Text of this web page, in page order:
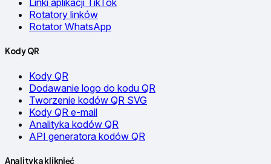
Linki aplikacji TikTok
Rotatory linków
Rotator WhatsApp
Kody QR
Kody QR
Dodawanie logo do kodu QR
Tworzenie kodów QR SVG
Kody QR e-mail
Analityka kodów QR
API generatora kodów QR
Analityka kliknięć